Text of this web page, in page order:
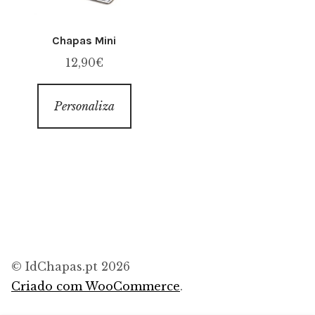
Chapas Mini
12,90€
Personaliza
© IdChapas.pt 2026
Criado com WooCommerce.